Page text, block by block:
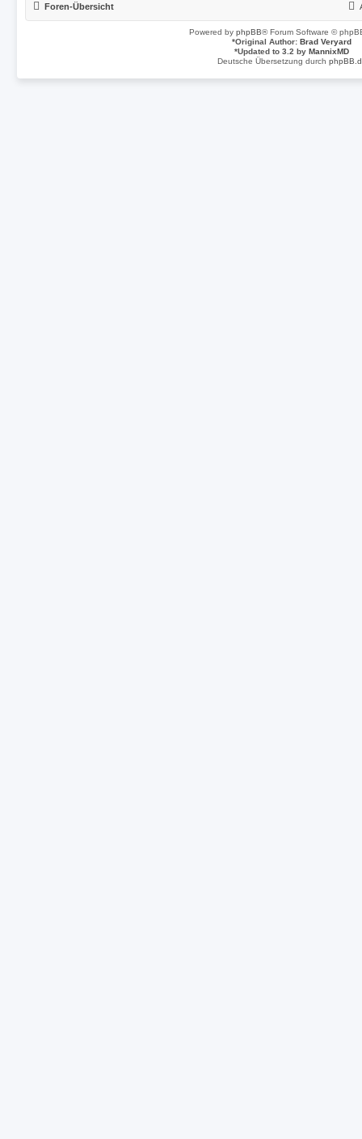
Foren-Übersicht
Powered by phpBB® Forum Software ©
*Original Author: Brad Veryard
*Updated to 3.2 by MannixMD
Deutsche Übersetzung durch